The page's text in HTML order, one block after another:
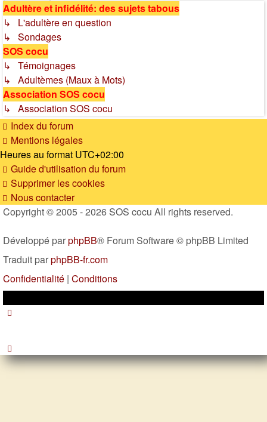
Adultère et infidélité: des sujets tabous
↳ L'adultère en question
↳ Sondages
SOS cocu
↳ Témoignages
↳ Adultèmes (Maux à Mots)
Association SOS cocu
↳ Association SOS cocu
Index du forum
Mentions légales
Heures au format UTC+02:00
Guide d'utilisation du forum
Supprimer les cookies
Nous contacter
Copyright © 2005 - 2026 SOS cocu All rights reserved.
Développé parphpBB® Forum Software © phpBB Limited
Traduit parphpBB-fr.com
Confidentialité | Conditions